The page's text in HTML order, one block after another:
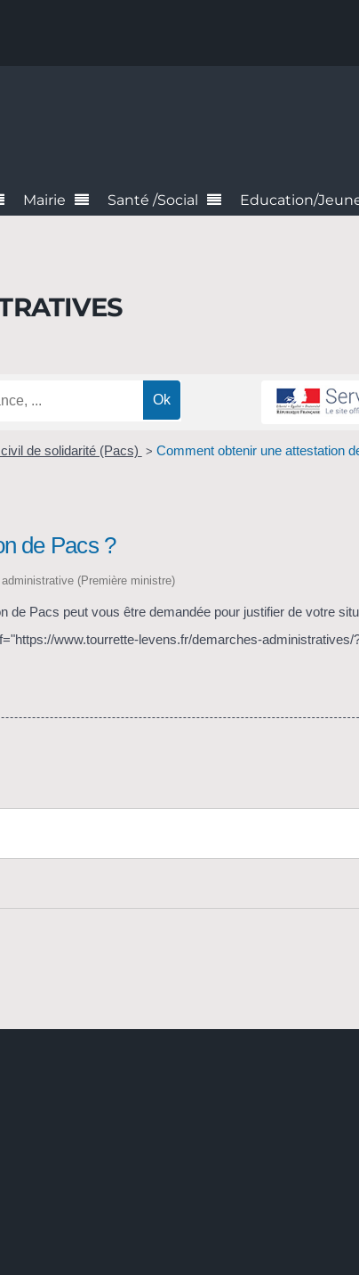
Mairie Santé /Social Education/
de solidarité (Pacs) > Comment obtenir une attestation
de Pacs ?
(Première ministre)
de Pacs peut vous être demandée pour justifier de votre
www.tourrette-levens.fr/demarches-